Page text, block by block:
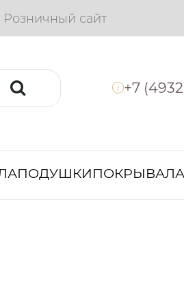
Розничный сайт
i +7
ПОДУШКИПОКРЫВАЛА